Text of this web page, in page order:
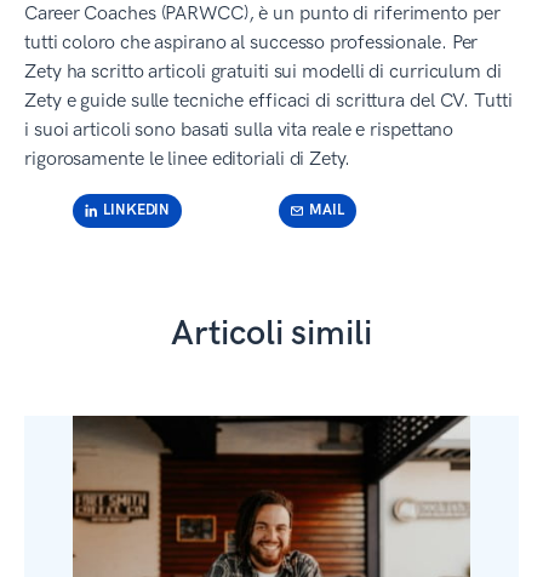
Career Coaches (PARWCC), è un punto di riferimento per
tutti coloro che aspirano al successo professionale. Per
Zety ha scritto articoli gratuiti sui modelli di curriculum di
Zety e guide sulle tecniche efficaci di scrittura del CV. Tutti
i suoi articoli sono basati sulla vita reale e rispettano
rigorosamente le linee editoriali di Zety.
LINKEDIN MAIL
Articoli simili